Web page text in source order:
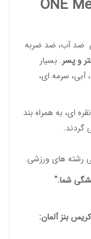
ONE
ضد آب، ضد ضربه
و پسر. بسیار
سرمه ای،
ای، به همراه بند
گردند.
رشته های ورزشی.
شما."
کریس بنز آلمان: